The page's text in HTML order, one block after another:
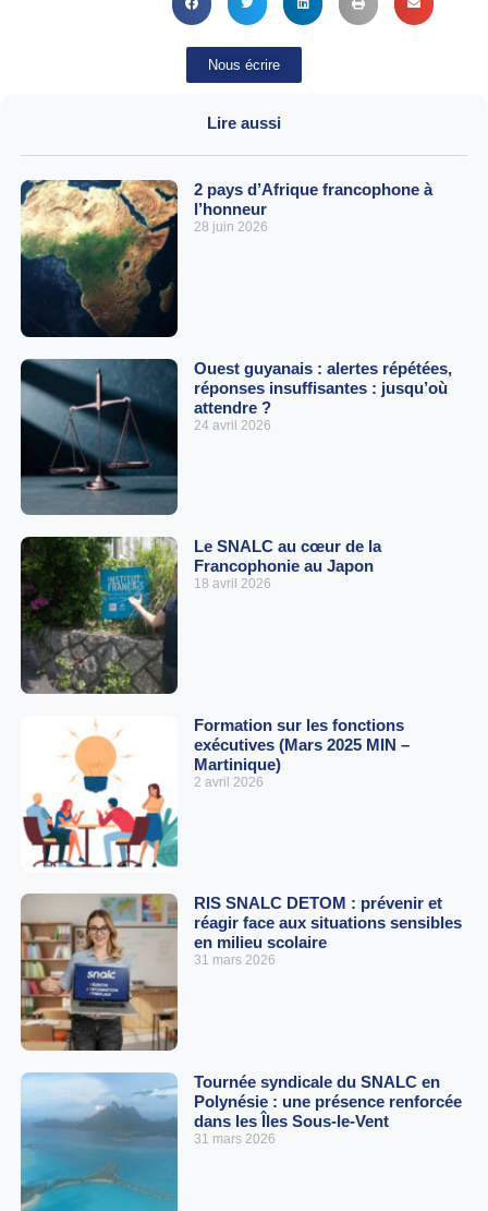
Nous écrire
Lire aussi
2 pays d’Afrique francophone à
l’honneur
28 juin 2026
Ouest guyanais : alertes répétées,
réponses insuffisantes : jusqu’où
attendre ?
24 avril 2026
Le SNALC au cœur de la
Francophonie au Japon
18 avril 2026
Formation sur les fonctions
exécutives (Mars 2025 MIN –
Martinique)
2 avril 2026
RIS SNALC DETOM : prévenir et
réagir face aux situations sensibles
en milieu scolaire
31 mars 2026
Tournée syndicale du SNALC en
Polynésie : une présence renforcée
dans les Îles Sous-le-Vent
31 mars 2026